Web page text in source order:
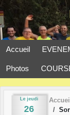
Accueil
Photos
Le jeudi
26
Panneau de